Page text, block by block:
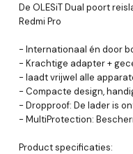
De OLESiT Dual poort
Redmi Pro
- Internationaal én door
- Krachtige adapter +
- laadt vrijwel alle
- Compacte design,
- Dropproof: De lader is
- MultiProtection:
Product specificaties: